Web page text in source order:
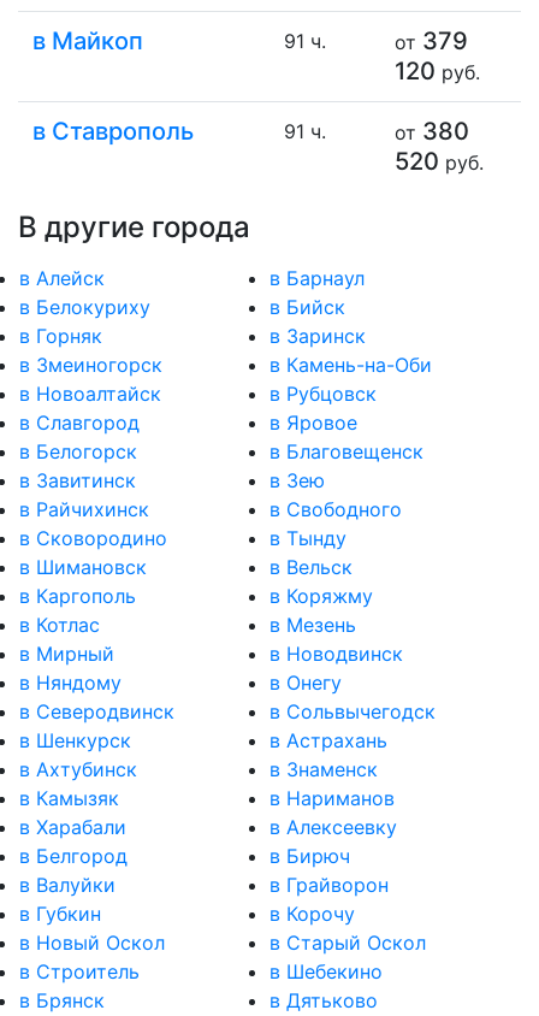
в Майкоп 91 ч. от 379
120 руб.
в Ставрополь 91 ч. от 380
520 руб.
В другие города
в Алейск
в Барнаул
в Белокуриху
в Бийск
в Горняк
в Заринск
в Змеиногорск
в Камень-на-Оби
в Новоалтайск
в Рубцовск
в Славгород
в Яровое
в Белогорск
в Благовещенск
в Завитинск
в Зею
в Райчихинск
в Свободного
в Сковородино
в Тынду
в Шимановск
в Вельск
в Каргополь
в Коряжму
в Котлас
в Мезень
в Мирный
в Новодвинск
в Няндому
в Онегу
в Северодвинск
в Сольвычегодск
в Шенкурск
в Астрахань
в Ахтубинск
в Знаменск
в Камызяк
в Нариманов
в Харабали
в Алексеевку
в Белгород
в Бирюч
в Валуйки
в Грайворон
в Губкин
в Корочу
в Новый Оскол
в Старый Оскол
в Строитель
в Шебекино
в Брянск
в Дятьково